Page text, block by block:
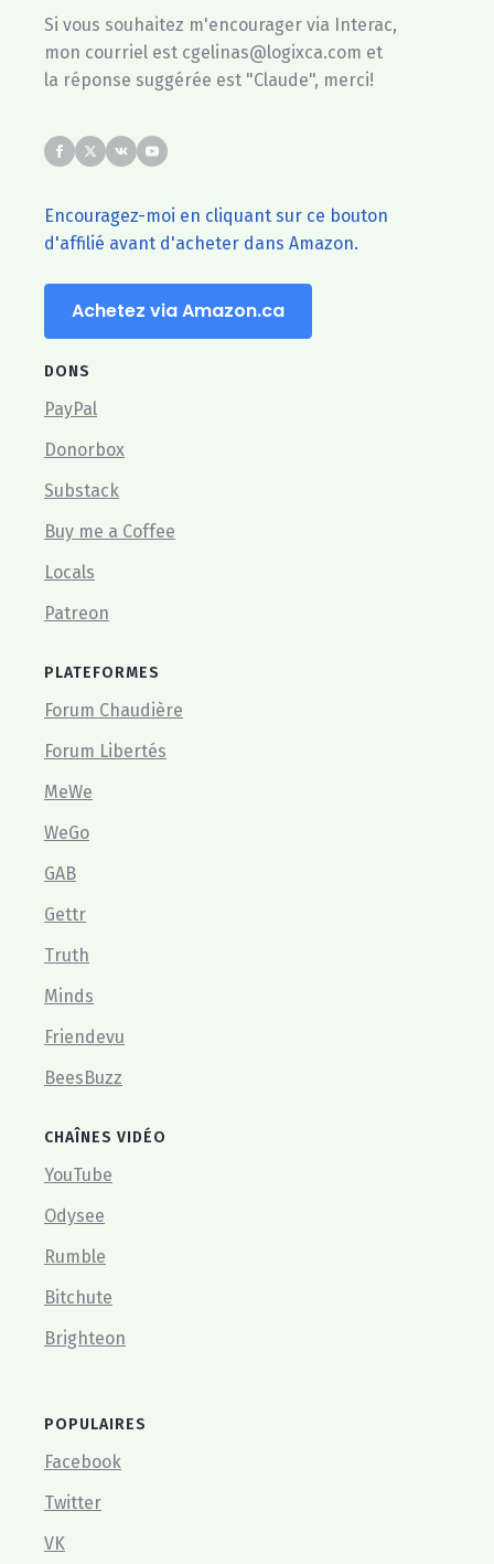
Si vous souhaitez m'encourager via Interac,
mon courriel est cgelinas@logixca.com et
la réponse suggérée est "Claude", merci!
Encouragez-moi en cliquant sur ce bouton
d'affilié avant d'acheter dans Amazon.
Achetez via Amazon.ca
DONS
PayPal
Donorbox
Substack
Buy me a Coffee
Locals
Patreon
PLATEFORMES
Forum Chaudière
Forum Libertés
MeWe
WeGo
GAB
Gettr
Truth
Minds
Friendevu
BeesBuzz
CHAÎNES VIDÉO
YouTube
Odysee
Rumble
Bitchute
Brighteon
POPULAIRES
Facebook
Twitter
VK